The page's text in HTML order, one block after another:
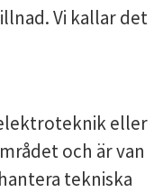
Vi kallar det
eller
och är van
tekniska